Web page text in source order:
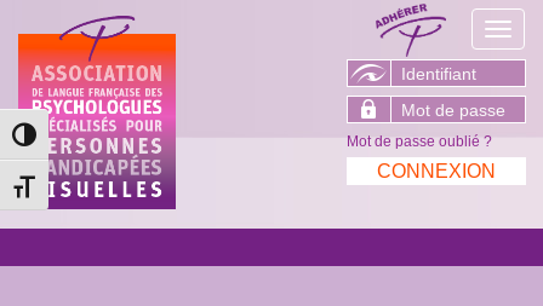
Passer en contraste élevé
Changer la taille de la police
Mot de passe oublié ?